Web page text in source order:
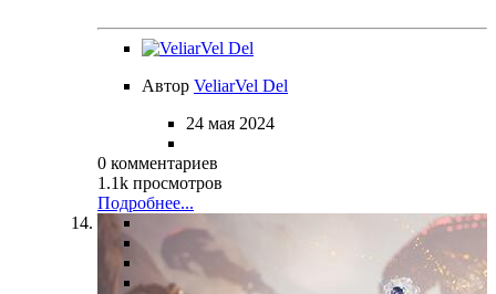
Автор VeliarVel Del
24 мая 2024
0 комментариев
1.1k просмотров
Подробнее...